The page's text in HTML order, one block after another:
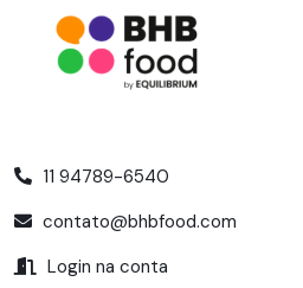
11 94789-6540
contato@bhbfood.com
Login na conta